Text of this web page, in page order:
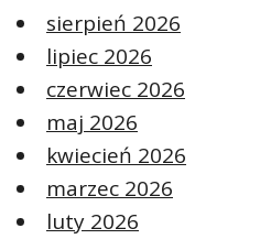
sierpień 2026
lipiec 2026
czerwiec 2026
maj 2026
kwiecień 2026
marzec 2026
luty 2026